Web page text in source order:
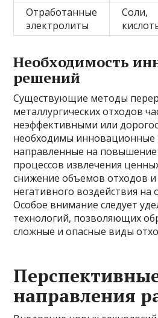
Отработанные
электролиты
Соли,
Необходимость
решений
Существующие методы
металлургических отходов
неэффективными или
необходимы инновационные
направленные на повышение
процессов извлечения
снижение объемов отходов
негативного воздействия
Особое внимание следует
технологий, позволяющих
сложные и опасные виды
направления